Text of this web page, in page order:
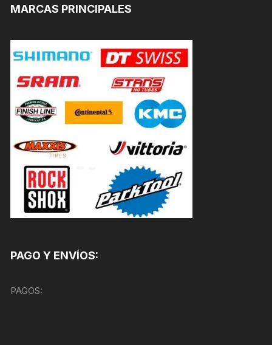
MARCAS PRINCIPALES
PAGO Y ENVÍOS:
PAGOS: